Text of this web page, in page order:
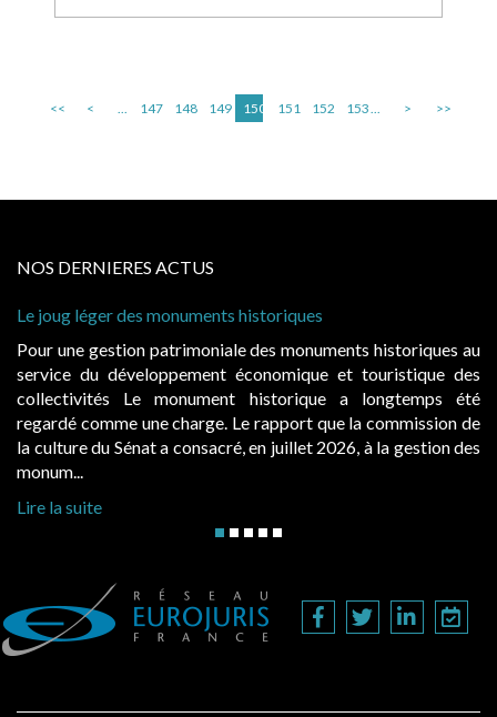
<< < ... 147 148 149 150 151 152 153... > >>
NOS DERNIERES ACTUS
historiques
des monuments historiques au
et touristique des
historique a longtemps été
rapport que la commission de
en juillet 2026, à la gestion des
Cabines de plage : le juge
Evocatrices des bains de
également un beau sujet
public, elles donnent lieu au
d’occupation. Saisies par des